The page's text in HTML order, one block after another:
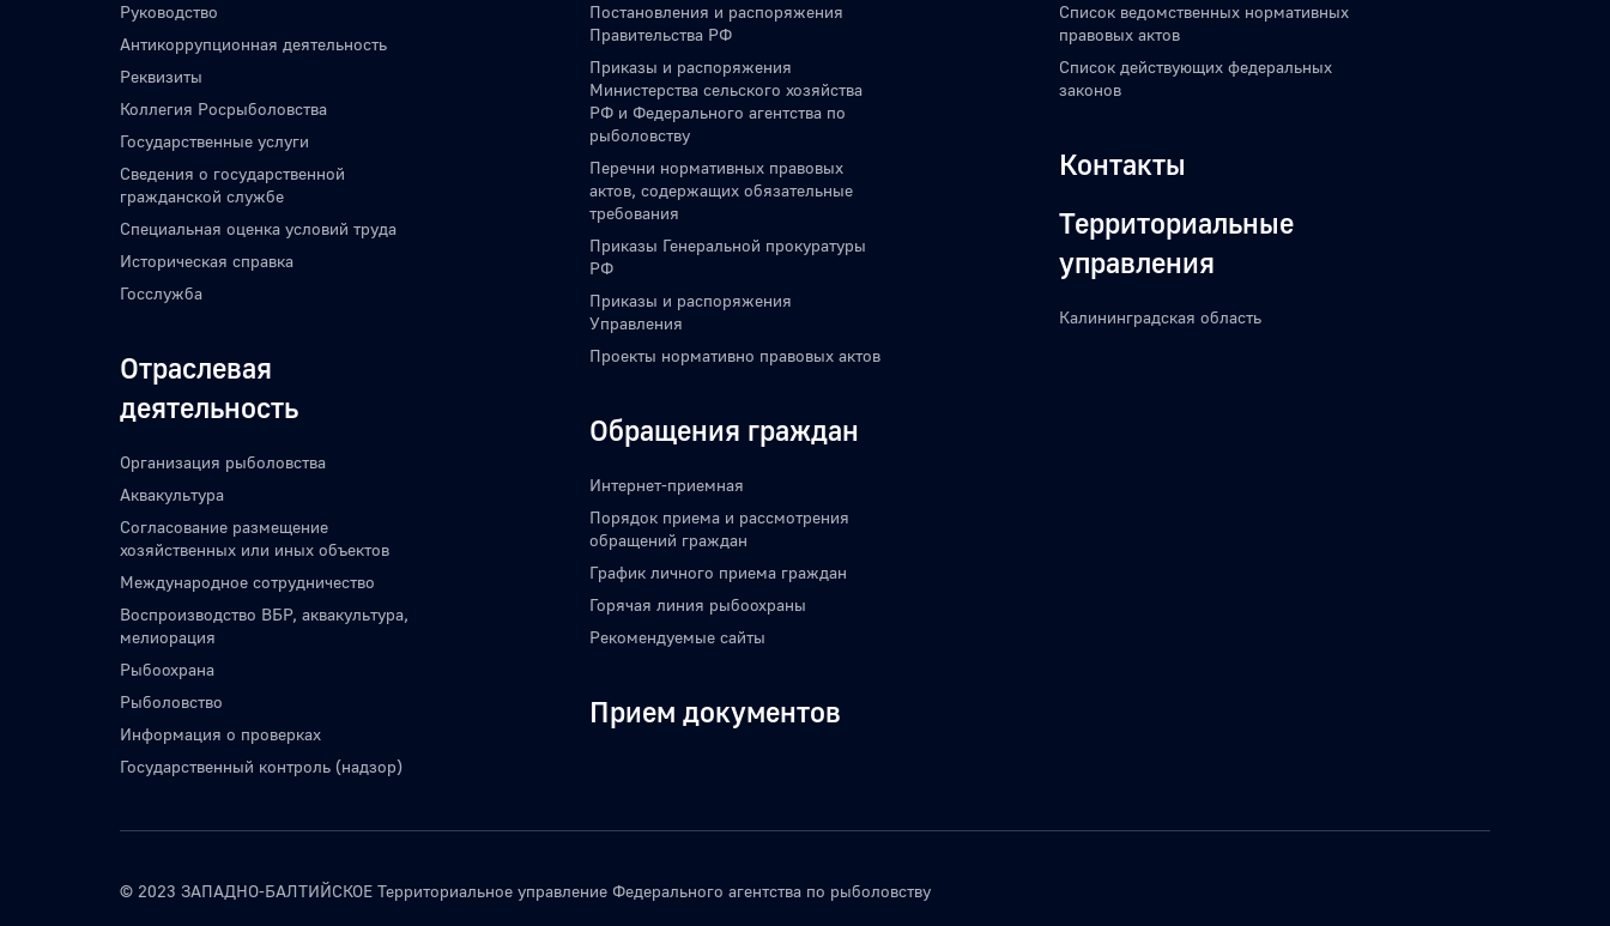
Руководство
Антикоррупционная деятельность
Реквизиты
Коллегия Росрыболовства
Государственные услуги
Сведения о государственной
гражданской службе
Специальная оценка условий труда
Историческая справка
Госслужба
Отраслевая
деятельность
Организация рыболовства
Аквакультура
Согласование размещение
хозяйственных или иных объектов
Международное сотрудничество
Воспроизводство ВБР, аквакультура,
мелиорация
Рыбоохрана
Рыболовство
Информация о проверках
Государственный контроль (надзор)
Постановления и распоряжения
Правительства РФ
Приказы и распоряжения
Министерства сельского хозяйства
РФ и Федерального агентства по
рыболовству
Перечни нормативных правовых
актов, содержащих обязательные
требования
Приказы Генеральной прокуратуры
РФ
Приказы и распоряжения
Управления
Проекты нормативно правовых актов
Обращения граждан
Интернет-приемная
Порядок приема и рассмотрения
обращений граждан
График личного приема граждан
Горячая линия рыбоохраны
Рекомендуемые сайты
Прием документов
Список ведомственных нормативных
правовых актов
Список действующих федеральных
законов
Контакты
Территориальные
управления
Калининградская область
© 2023 ЗАПАДНО-БАЛТИЙСКОЕ Территориальное управление Федерального агентства по рыболовству